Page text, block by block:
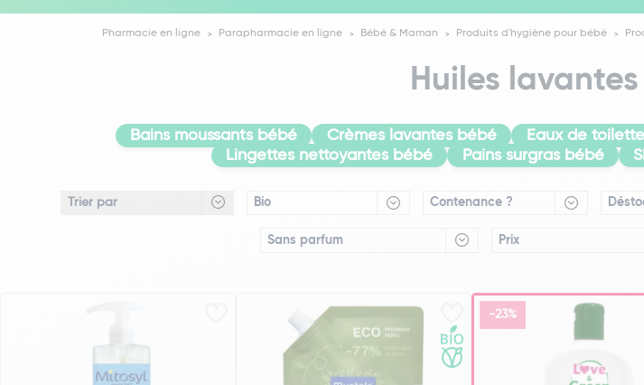
Pharmacie en ligne Parapharmacie en ligne Bébé & Maman Produits d'hygiène pour bébé
Huiles
Bains moussants bébé Crèmes lavantes bébé Eaux de
Lingettes nettoyantes bébé
Pains surgras bébé
Bio Contenance ?
Sans parfum Prix
-23%